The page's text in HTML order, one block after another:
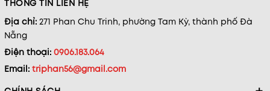
THÔNG TIN LIÊN HỆ
Địa chỉ: 271 Phan Chu Trinh, phường Tam Kỳ, thành phố Đà
Nẵng
Điện thoại: 0906.183.064
Email: triphan56@gmail.com